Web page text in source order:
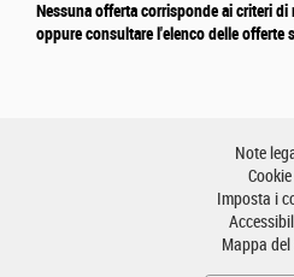
Nessuna offerta corrisponde ai criteri
oppure consultare l'elenco delle offerte
Note
Cookie
Imposta i
Mappa